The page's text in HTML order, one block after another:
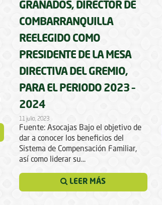
GRANADOS, DIRECTOR DE
COMBARRANQUILLA
REELEGIDO COMO
PRESIDENTE DE LA MESA
DIRECTIVA DEL GREMIO,
PARA EL PERIODO 2023 –
2024
11 julio, 2023
Fuente: Asocajas Bajo el objetivo de
dar a conocer los beneficios del
Sistema de Compensación Familiar,
así como liderar su...
LEER MÁS